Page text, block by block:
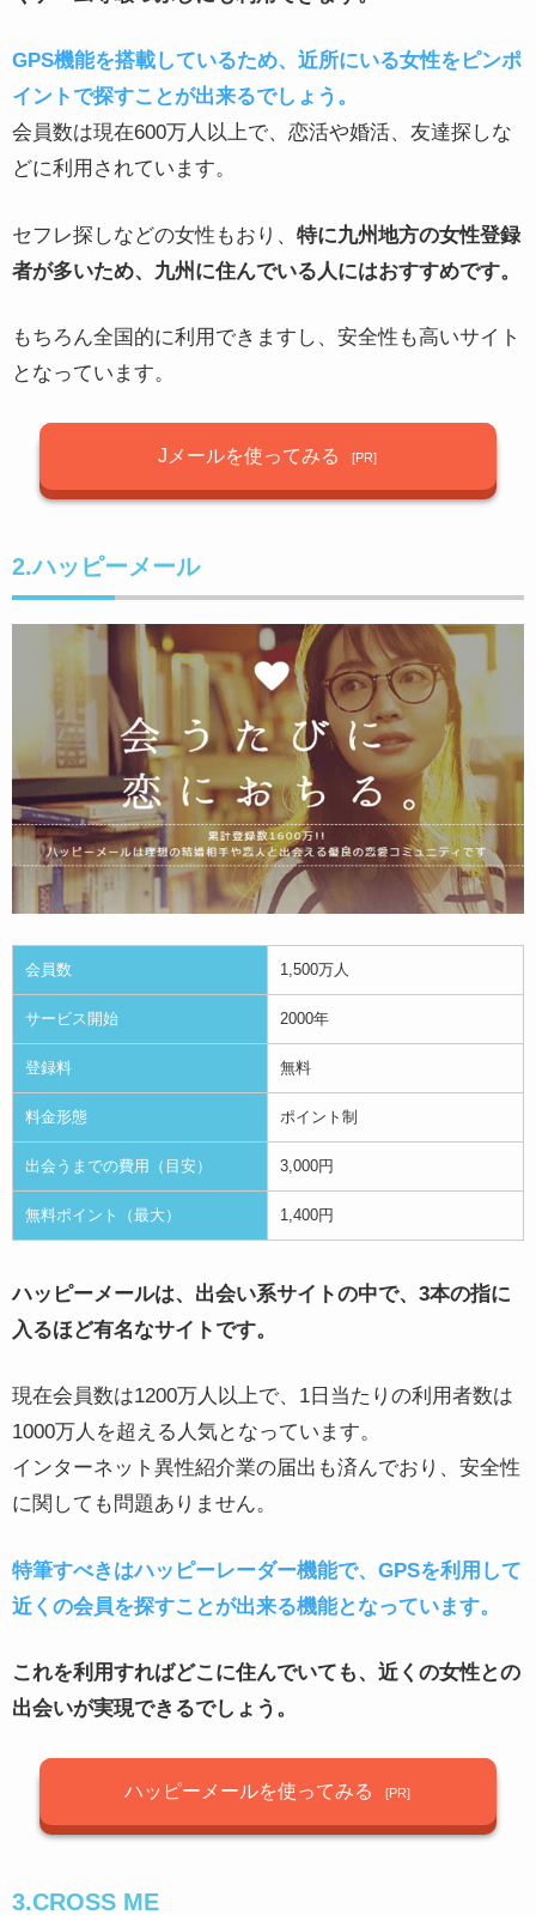
GPS機能を搭載しているため、近所にいる女性をピンポ
イントで探すことが出来るでしょう。
会員数は現在600万人以上で、恋活や婚活、友達探しな
どに利用されています。
セフレ探しなどの女性もおり、 特に九州地方の女性登録
者が多いため、九州に住んでいる人にはおすすめです。
もちろん全国的に利用できますし、安全性も高いサイト
となっています。
Jメールを使ってみる
2.ハッピーメール
会員数 1,500万人
サービス開始 2000年
登録料 無料
料金形態 ポイント制
出会うまでの費用（目安） 3,000円
無料ポイント（最大） 1,400円
ハッピーメールは、出会い系サイトの中で、3本の指に
入るほど有名なサイトです。
現在会員数は1200万人以上で、1日当たりの利用者数は
1000万人を超える人気となっています。
インターネット異性紹介業の届出も済んでおり、安全性
に関しても問題ありません。
特筆すべきはハッピーレーダー機能で、GPSを利用して
近くの会員を探すことが出来る機能となっています。
これを利用すればどこに住んでいても、近くの女性との
出会いが実現できるでしょう。
ハッピーメールを使ってみる
3.CROSS ME